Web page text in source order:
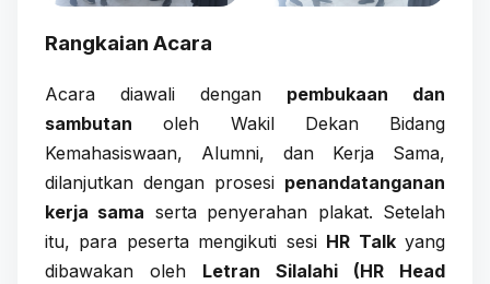
Rangkaian Acara
Acara diawali dengan pembukaan dan
sambutan oleh Wakil Dekan Bidang
Kemahasiswaan, Alumni, dan Kerja Sama,
dilanjutkan dengan prosesi penandatanganan
kerja sama serta penyerahan plakat. Setelah
itu, para peserta mengikuti sesi HR Talkyang
dibawakan oleh Letran Silalahi (HR Head